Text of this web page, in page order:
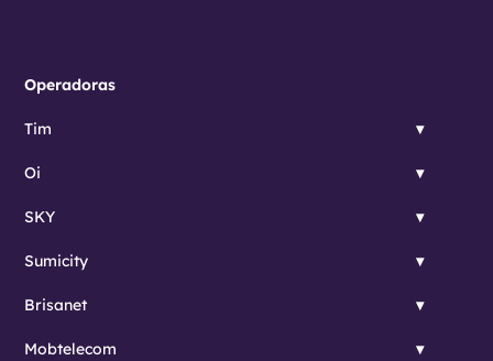
Operadoras
Tim
Oi
SKY
Sumicity
Brisanet
Mobtelecom